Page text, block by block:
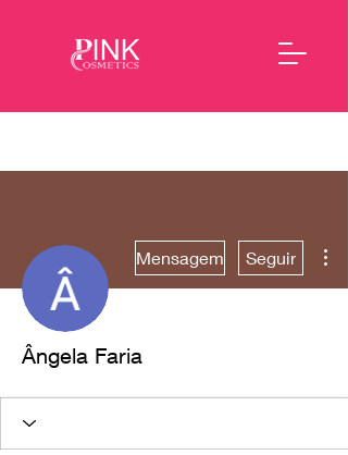
Mensagem Seguir
Ângela Faria